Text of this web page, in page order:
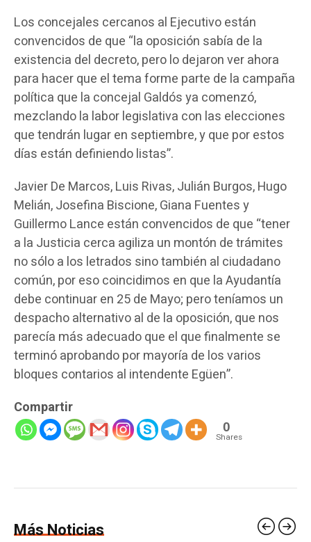
Los concejales cercanos al Ejecutivo están
convencidos de que “la oposición sabía de la
existencia del decreto, pero lo dejaron ver ahora
para hacer que el tema forme parte de la campaña
política que la concejal Galdós ya comenzó,
mezclando la labor legislativa con las elecciones
que tendrán lugar en septiembre, y que por estos
días están definiendo listas”.
Javier De Marcos, Luis Rivas, Julián Burgos, Hugo
Melián, Josefina Biscione, Giana Fuentes y
Guillermo Lance están convencidos de que “tener
a la Justicia cerca agiliza un montón de trámites
no sólo a los letrados sino también al ciudadano
común, por eso coincidimos en que la Ayudantía
debe continuar en 25 de Mayo; pero teníamos un
despacho alternativo al de la oposición, que nos
parecía más adecuado que el que finalmente se
terminó aprobando por mayoría de los varios
bloques contarios al intendente Egüen”.
Compartir
0
Shares
Más Noticias